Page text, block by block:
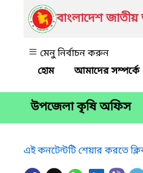
বাংলাদেশ জাতীয়
মেনু নির্বাচন করুন
আমাদের সম্পর্কে
উপজেলা কৃষি অফিস
এই কনটেন্টটি শেয়ার করতে